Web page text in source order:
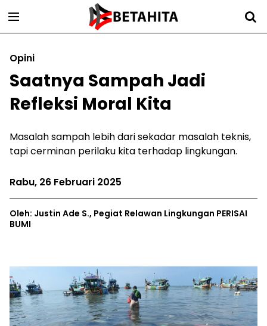
Opini
Saatnya Sampah Jadi
Refleksi Moral Kita
Masalah sampah lebih dari sekadar masalah teknis,
tapi cerminan perilaku kita terhadap lingkungan.
Rabu, 26 Februari 2025
Oleh: Justin Ade S., Pegiat Relawan Lingkungan PERISAI
BUMI